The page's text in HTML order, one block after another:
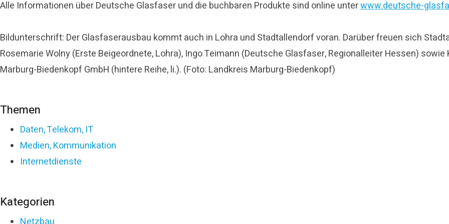
Alle Informationen über Deutsche Glasfaser und die buchbaren Produkte sind online unterwww.deutsche-
Bildunterschrift: Der Glasfaserausbau kommt auch in Lohra und Stadtallendorf voran. Darüber freuen sich
Rosemarie Wolny (Erste Beigeordnete, Lohra), Ingo Teimann (Deutsche Glasfaser, Regionalleiter Hessen)
Marburg-Biedenkopf GmbH (hintere Reihe, li.). (Foto: Landkreis Marburg-Biedenkopf)
Themen
Daten, Telekom, IT
Medien, Kommunikation
Internetdienste
Kategorien